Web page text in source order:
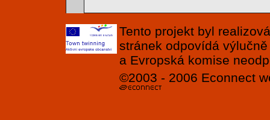
Tento projekt byl
stránek odpovídá
a Evropská komise
©2003 - 2006 Econnect